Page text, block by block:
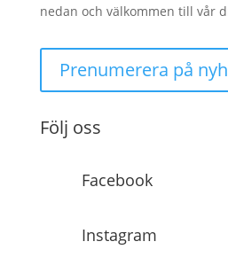
nedan och välkommen till vår
Prenumerera på
Följ oss
Facebook
Instagram